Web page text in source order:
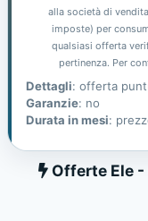
alla società di
imposte) per
qualsiasi offerta
pertinenza. Per
Dettagli: offerta
Garanzie: no
Durata in mesi:
Ele
Offerte Ele